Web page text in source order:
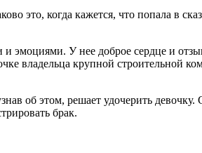
это, когда кажется, что попала в
и эмоциями. У нее доброе сердце и
владельца крупной строительной
об этом, решает удочерить
брак.